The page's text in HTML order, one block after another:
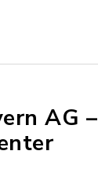
AG –